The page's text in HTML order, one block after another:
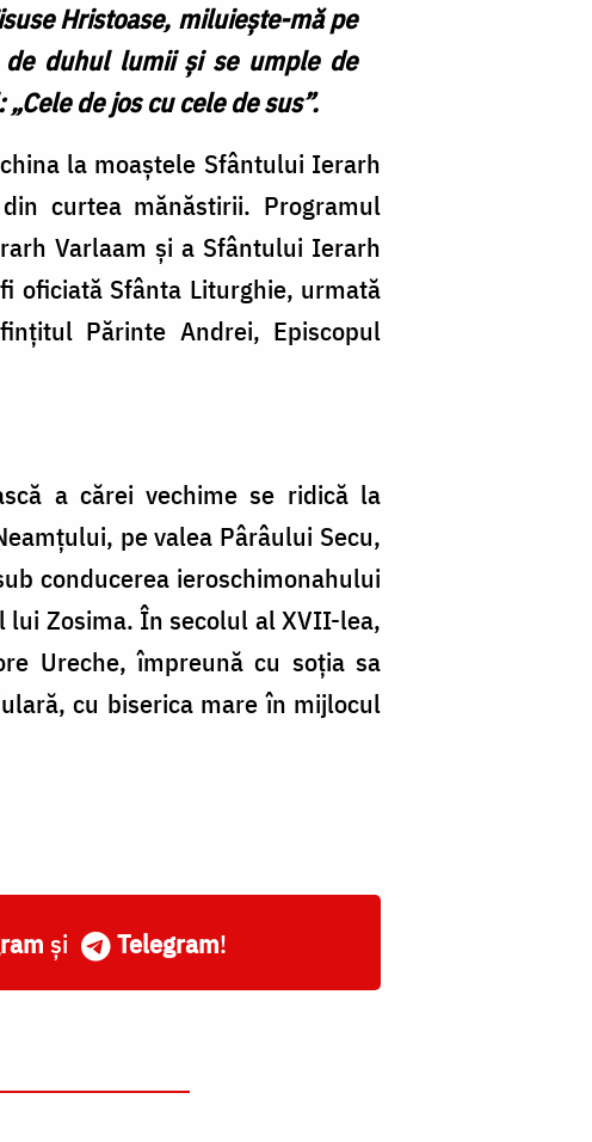
Hristoase, miluiește-mă pe
duhul lumii și se umple de
de jos cu cele de sus”.
la moaștele Sfântului Ierarh
curtea mănăstirii. Programul
Varlaam și a Sfântului Ierarh
oficiată Sfânta Liturghie, urmată
Părinte Andrei, Episcopul
a cărei vechime se ridică la
pe valea Pârâului Secu,
conducerea ieroschimonahului
lui Zosima. În secolul al XVII-lea,
Ureche, împreună cu soția sa
cu biserica mare în mijlocul
și Telegram!